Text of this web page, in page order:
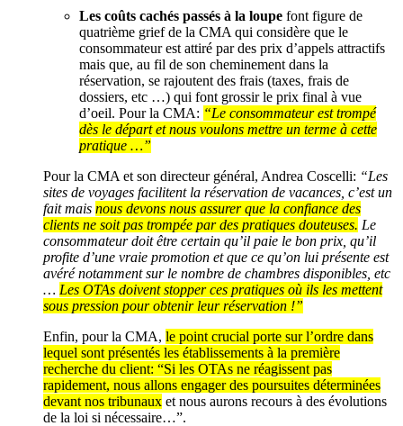
Les coûts cachés passés à la loupe font figure de
quatrième grief de la CMA qui considère que le
consommateur est attiré par des prix d’appels attractifs
mais que, au fil de son cheminement dans la
réservation, se rajoutent des frais (taxes, frais de
dossiers, etc …) qui font grossir le prix final à vue
d’oeil. Pour la CMA: “Le consommateur est trompé
dès le départ et nous voulons mettre un terme à cette
pratique …”
Pour la CMA et son directeur général, Andrea Coscelli: “Les
sites de voyages facilitent la réservation de vacances, c’est un
fait mais nous devons nous assurer que la confiance des
clients ne soit pas trompée par des pratiques douteuses. Le
consommateur doit être certain qu’il paie le bon prix, qu’il
profite d’une vraie promotion et que ce qu’on lui présente est
avéré notamment sur le nombre de chambres disponibles, etc
… Les OTAs doivent stopper ces pratiques où ils les mettent
sous pression pour obtenir leur réservation !”
Enfin, pour la CMA, le point crucial porte sur l’ordre dans
lequel sont présentés les établissements à la première
recherche du client: “Si les OTAs ne réagissent pas
rapidement, nous allons engager des poursuites déterminées
devant nos tribunaux et nous aurons recours à des évolutions
de la loi si nécessaire…”.